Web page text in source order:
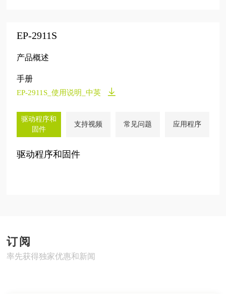
EP-2911S
产品概述
手册
EP-2911S_使用说明_中英
驱动程序和
固件
支持视频 常见问题 应用程序
驱动程序和固件
订阅
率先获得独家优惠和新闻